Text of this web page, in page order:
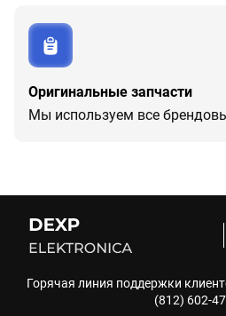
Оригинальные запчасти
Мы используем все
Горячая линия поддержки
(812) 602-